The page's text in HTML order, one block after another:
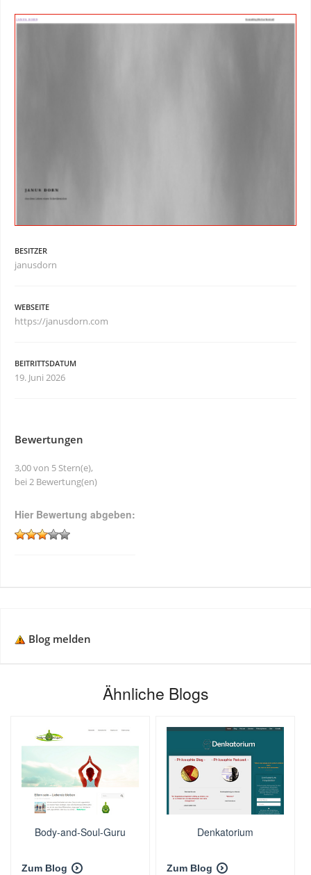
BESITZER
janusdorn
WEBSEITE
https://janusdorn.com
BEITRITTSDATUM
19. Juni 2026
Bewertungen
3,00 von 5 Stern(e),
bei 2 Bewertung(en)
Hier Bewertung abgeben:
Blog melden
Ähnliche Blogs
Body-and-Soul-Guru
Zum Blog
Denkatorium
Zum Blog